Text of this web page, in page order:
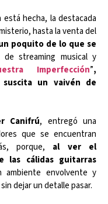
hecha, la destacada
hasta la venta del
poquito de lo que se
streaming musical y
Imperfección”,
suscita un vaivén de
Canifrú, entregó una
que se encuentran
porque, al ver el
las cálidas guitarras
ambiente envolvente y
dejar un detalle pasar.